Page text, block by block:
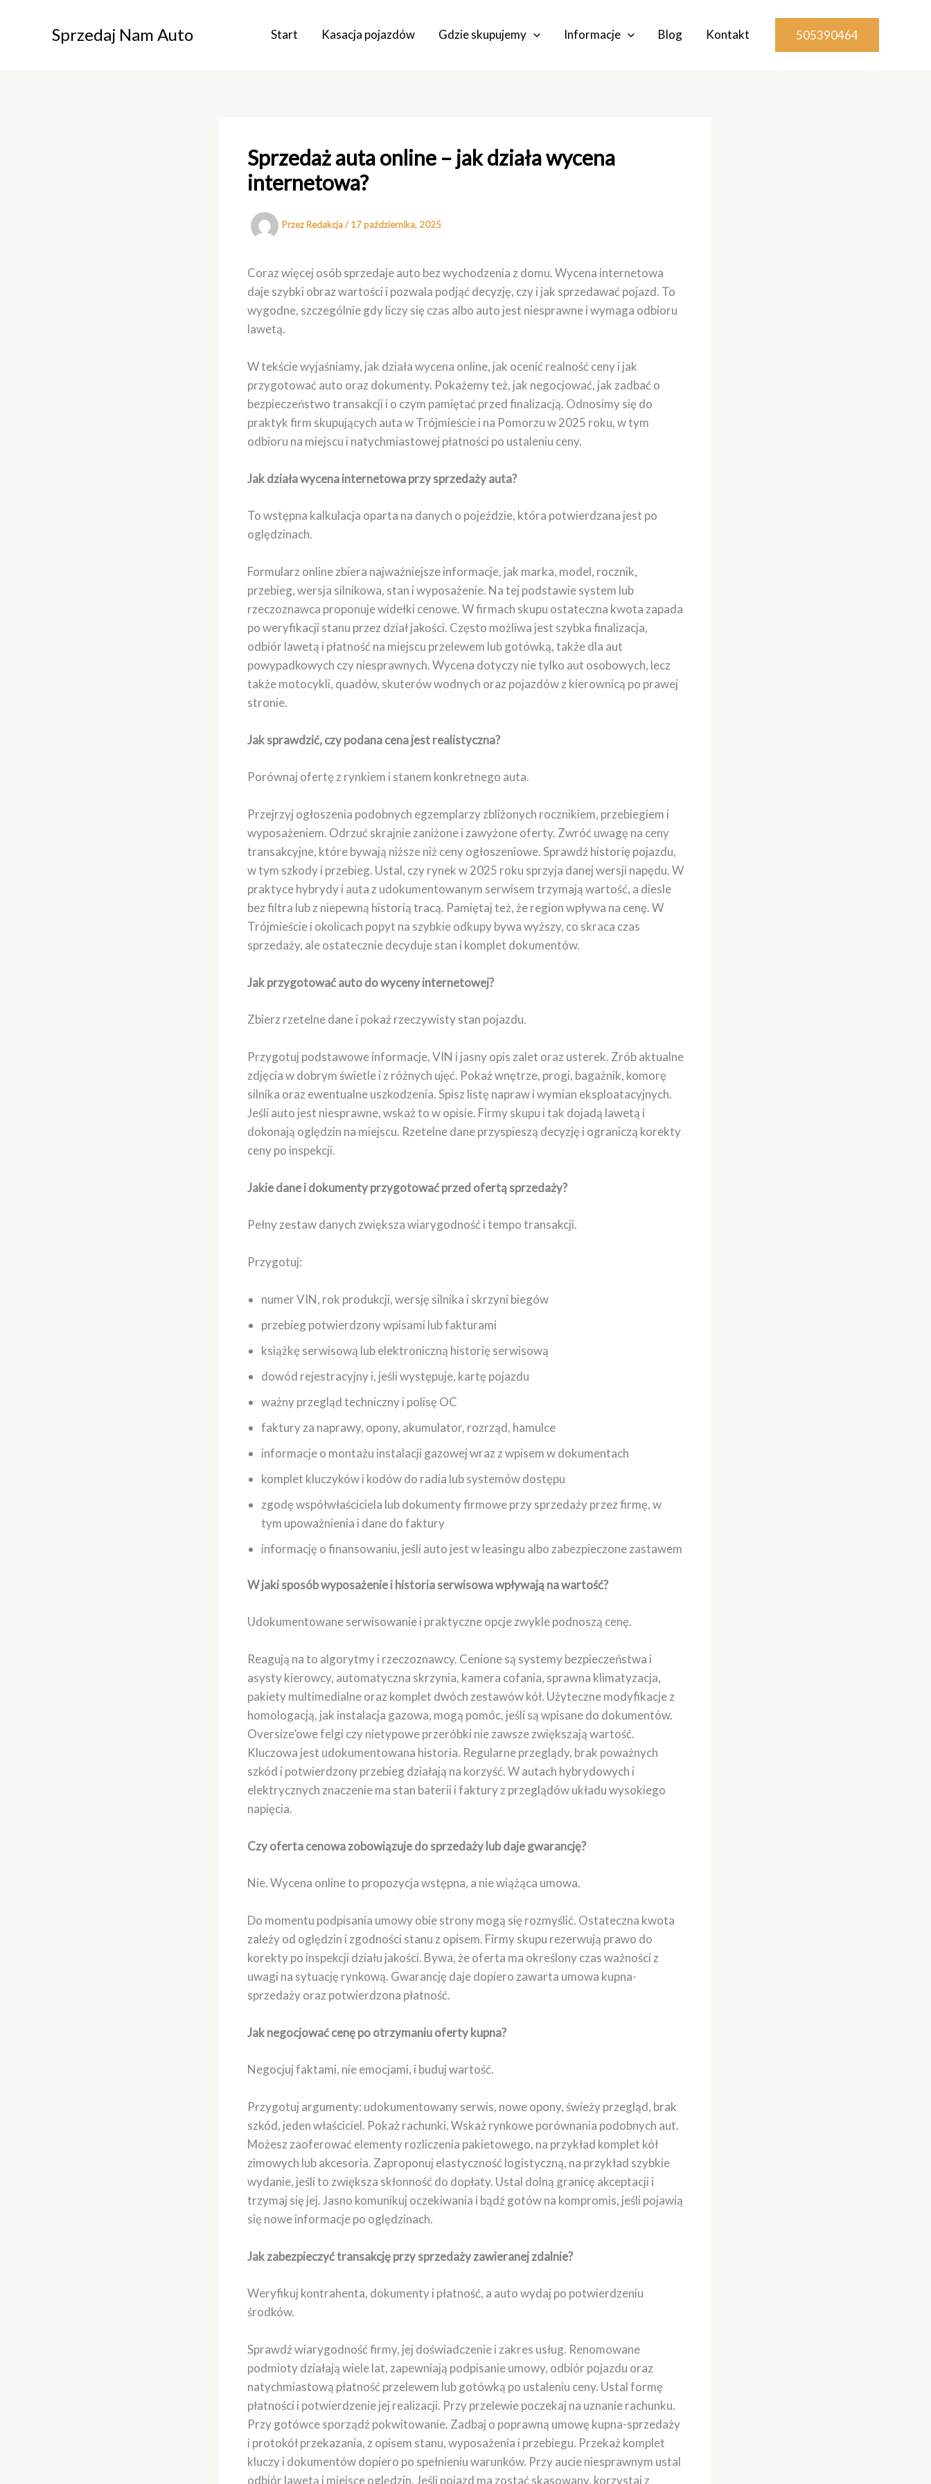
Sprzedaj Nam Auto Start Kasacja pojazdów Gdzie skupujemy Informacje Blog Kontakt 505390464
Sprzedaż auta online – jak działa wycena
internetowa?
Przez Redakcja/17 października, 2025
Coraz więcej osób sprzedaje auto bez wychodzenia z domu. Wycena internetowa
daje szybki obraz wartości i pozwala podjąć decyzję, czy i jak sprzedawać pojazd. To
wygodne, szczególnie gdy liczy się czas albo auto jest niesprawne i wymaga odbioru
lawetą.
W tekście wyjaśniamy, jak działa wycena online, jak ocenić realność ceny i jak
przygotować auto oraz dokumenty. Pokażemy też, jak negocjować, jak zadbać o
bezpieczeństwo transakcji i o czym pamiętać przed finalizacją. Odnosimy się do
praktyk firm skupujących auta w Trójmieście i na Pomorzu w 2025 roku, w tym
odbioru na miejscu i natychmiastowej płatności po ustaleniu ceny.
Jak działa wycena internetowa przy sprzedaży auta?
To wstępna kalkulacja oparta na danych o pojeździe, która potwierdzana jest po
oględzinach.
Formularz online zbiera najważniejsze informacje, jak marka, model, rocznik,
przebieg, wersja silnikowa, stan i wyposażenie. Na tej podstawie system lub
rzeczoznawca proponuje widełki cenowe. W firmach skupu ostateczna kwota zapada
po weryfikacji stanu przez dział jakości. Często możliwa jest szybka finalizacja,
odbiór lawetą i płatność na miejscu przelewem lub gotówką, także dla aut
powypadkowych czy niesprawnych. Wycena dotyczy nie tylko aut osobowych, lecz
także motocykli, quadów, skuterów wodnych oraz pojazdów z kierownicą po prawej
stronie.
Jak sprawdzić, czy podana cena jest realistyczna?
Porównaj ofertę z rynkiem i stanem konkretnego auta.
Przejrzyj ogłoszenia podobnych egzemplarzy zbliżonych rocznikiem, przebiegiem i
wyposażeniem. Odrzuć skrajnie zaniżone i zawyżone oferty. Zwróć uwagę na ceny
transakcyjne, które bywają niższe niż ceny ogłoszeniowe. Sprawdź historię pojazdu,
w tym szkody i przebieg. Ustal, czy rynek w 2025 roku sprzyja danej wersji napędu. W
praktyce hybrydy i auta z udokumentowanym serwisem trzymają wartość, a diesle
bez filtra lub z niepewną historią tracą. Pamiętaj też, że region wpływa na cenę. W
Trójmieście i okolicach popyt na szybkie odkupy bywa wyższy, co skraca czas
sprzedaży, ale ostatecznie decyduje stan i komplet dokumentów.
Jak przygotować auto do wyceny internetowej?
Zbierz rzetelne dane i pokaż rzeczywisty stan pojazdu.
Przygotuj podstawowe informacje, VIN i jasny opis zalet oraz usterek. Zrób aktualne
zdjęcia w dobrym świetle i z różnych ujęć. Pokaż wnętrze, progi, bagażnik, komorę
silnika oraz ewentualne uszkodzenia. Spisz listę napraw i wymian eksploatacyjnych.
Jeśli auto jest niesprawne, wskaż to w opisie. Firmy skupu i tak dojadą lawetą i
dokonają oględzin na miejscu. Rzetelne dane przyspieszą decyzję i ograniczą korekty
ceny po inspekcji.
Jakie dane i dokumenty przygotować przed ofertą sprzedaży?
Pełny zestaw danych zwiększa wiarygodność i tempo transakcji.
Przygotuj:
numer VIN, rok produkcji, wersję silnika i skrzyni biegów
przebieg potwierdzony wpisami lub fakturami
książkę serwisową lub elektroniczną historię serwisową
dowód rejestracyjny i, jeśli występuje, kartę pojazdu
ważny przegląd techniczny i polisę OC
faktury za naprawy, opony, akumulator, rozrząd, hamulce
informacje o montażu instalacji gazowej wraz z wpisem w dokumentach
komplet kluczyków i kodów do radia lub systemów dostępu
zgodę współwłaściciela lub dokumenty firmowe przy sprzedaży przez firmę, w
tym upoważnienia i dane do faktury
informację o finansowaniu, jeśli auto jest w leasingu albo zabezpieczone zastawem
W jaki sposób wyposażenie i historia serwisowa wpływają na wartość?
Udokumentowane serwisowanie i praktyczne opcje zwykle podnoszą cenę.
Reagują na to algorytmy i rzeczoznawcy. Cenione są systemy bezpieczeństwa i
asysty kierowcy, automatyczna skrzynia, kamera cofania, sprawna klimatyzacja,
pakiety multimedialne oraz komplet dwóch zestawów kół. Użyteczne modyfikacje z
homologacją, jak instalacja gazowa, mogą pomóc, jeśli są wpisane do dokumentów.
Oversize’owe felgi czy nietypowe przeróbki nie zawsze zwiększają wartość.
Kluczowa jest udokumentowana historia. Regularne przeglądy, brak poważnych
szkód i potwierdzony przebieg działają na korzyść. W autach hybrydowych i
elektrycznych znaczenie ma stan baterii i faktury z przeglądów układu wysokiego
napięcia.
Czy oferta cenowa zobowiązuje do sprzedaży lub daje gwarancję?
Nie. Wycena online to propozycja wstępna, a nie wiążąca umowa.
Do momentu podpisania umowy obie strony mogą się rozmyślić. Ostateczna kwota
zależy od oględzin i zgodności stanu z opisem. Firmy skupu rezerwują prawo do
korekty po inspekcji działu jakości. Bywa, że oferta ma określony czas ważności z
uwagi na sytuację rynkową. Gwarancję daje dopiero zawarta umowa kupna-
sprzedaży oraz potwierdzona płatność.
Jak negocjować cenę po otrzymaniu oferty kupna?
Negocjuj faktami, nie emocjami, i buduj wartość.
Przygotuj argumenty: udokumentowany serwis, nowe opony, świeży przegląd, brak
szkód, jeden właściciel. Pokaż rachunki. Wskaż rynkowe porównania podobnych aut.
Możesz zaoferować elementy rozliczenia pakietowego, na przykład komplet kół
zimowych lub akcesoria. Zaproponuj elastyczność logistyczną, na przykład szybkie
wydanie, jeśli to zwiększa skłonność do dopłaty. Ustal dolną granicę akceptacji i
trzymaj się jej. Jasno komunikuj oczekiwania i bądź gotów na kompromis, jeśli pojawią
się nowe informacje po oględzinach.
Jak zabezpieczyć transakcję przy sprzedaży zawieranej zdalnie?
Weryfikuj kontrahenta, dokumenty i płatność, a auto wydaj po potwierdzeniu
środków.
Sprawdź wiarygodność firmy, jej doświadczenie i zakres usług. Renomowane
podmioty działają wiele lat, zapewniają podpisanie umowy, odbiór pojazdu oraz
natychmiastową płatność przelewem lub gotówką po ustaleniu ceny. Ustal formę
płatności i potwierdzenie jej realizacji. Przy przelewie poczekaj na uznanie rachunku.
Przy gotówce sporządź pokwitowanie. Zadbaj o poprawną umowę kupna-sprzedaży
i protokół przekazania, z opisem stanu, wyposażenia i przebiegu. Przekaż komplet
kluczy i dokumentów dopiero po spełnieniu warunków. Przy aucie niesprawnym ustal
odbiór lawetą i miejsce oględzin. Jeśli pojazd ma zostać skasowany, korzystaj z